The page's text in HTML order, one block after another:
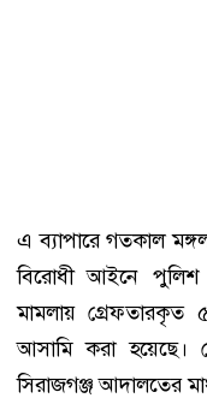
এ ব্যাপারে গতকাল
বিরোধী আইনে
মামলায়
আসামি করা
সিরাজগঞ্জ আদালতের